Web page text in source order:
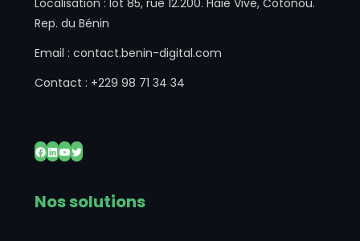
Localisation : lot 85, rue 12.200. Haie Vive, Cotonou.
Rep. du Bénin
Email : contact.benin-digital.com
Contact : +229 98 71 34 34
Facebook
LinkedIn
YouTube
Twitter
Nos solutions